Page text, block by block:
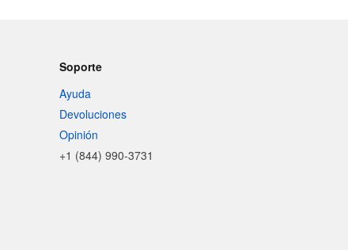
Soporte
Ayuda
Devoluciones
Opinión
+1 (844) 990-3731